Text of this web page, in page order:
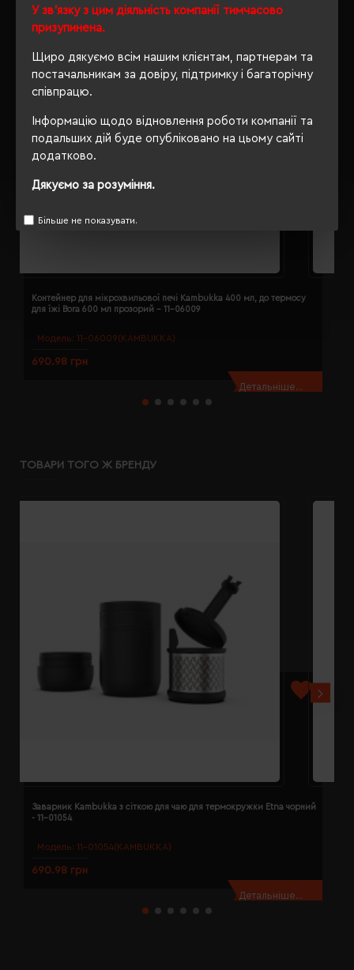
У зв'язку з цим діяльність компанії тимчасово
призупинена.
Щиро дякуємо всім нашим клієнтам, партнерам та
постачальникам за довіру, підтримку і багаторічну
співпрацю.
Інформацію щодо відновлення роботи компанії та
подальших дій буде опубліковано на цьому сайті
додатково.
Дякуємо за розуміння.
Більше не показувати.
Модель: 11-06009(KAMBUKKA)
Контейнер для мікрохвильової печі Kambukka 400 мл, до термосу
для їжі Bora 600 мл прозорий - 11-06009
690.98 грн
Детальніше...
ТОВАРИ ТОГО Ж БРЕНДУ
Модель: 11-01054(KAMBUKKA)
Заварник Kambukka з сіткою для чаю для термокружки Etna чорний
- 11-01054
690.98 грн
Детальніше...